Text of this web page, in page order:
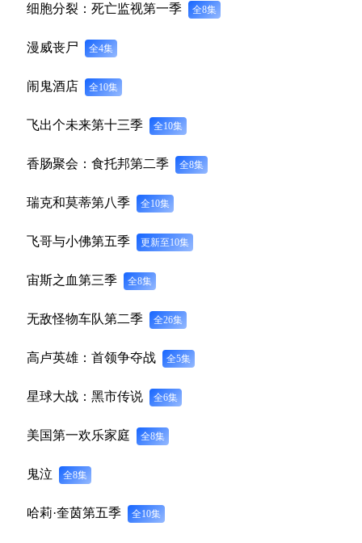
细胞分裂：死亡监视第一季 全8集
漫威丧尸 全4集
闹鬼酒店 全10集
飞出个未来第十三季 全10集
香肠聚会：食托邦第二季 全8集
瑞克和莫蒂第八季 全10集
飞哥与小佛第五季 更新至10集
宙斯之血第三季 全8集
无敌怪物车队第二季 全26集
高卢英雄：首领争夺战 全5集
星球大战：黑市传说 全6集
美国第一欢乐家庭 全8集
鬼泣 全8集
哈莉·奎茵第五季 全10集